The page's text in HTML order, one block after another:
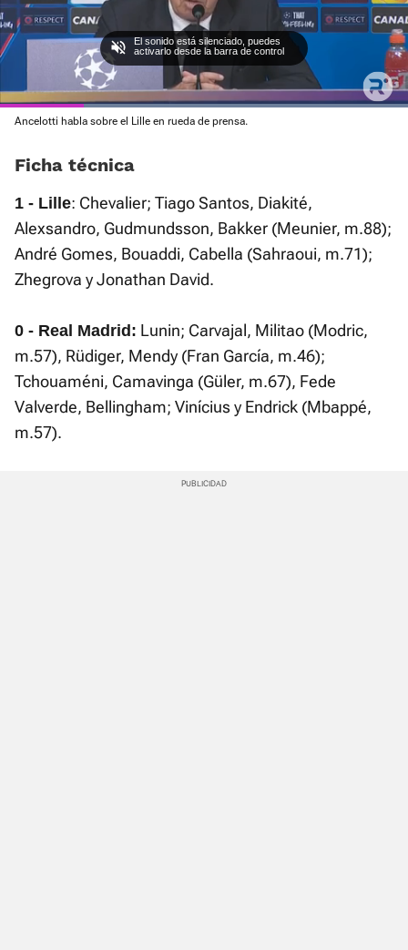
Current
Time
0:04 / Duration
0:18
Loaded
El sonido está silenciado, puedes
activarlo desde la barra de control
Ancelotti habla sobre el Lille en rueda de prensa.
Ficha técnica
1 - Lille: Chevalier; Tiago Santos, Diakité,
Alexsandro, Gudmundsson, Bakker (Meunier, m.88);
André Gomes, Bouaddi, Cabella (Sahraoui, m.71);
Zhegrova y Jonathan David.
0 - Real Madrid: Lunin; Carvajal, Militao (Modric,
m.57), Rüdiger, Mendy (Fran García, m.46);
Tchouaméni, Camavinga (Güler, m.67), Fede
Valverde, Bellingham; Vinícius y Endrick (Mbappé,
m.57).